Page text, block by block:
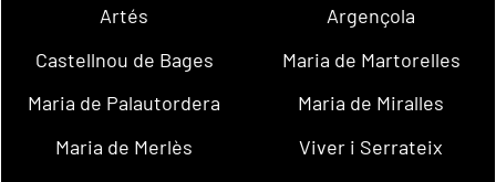
Artés
Argençola
Castellnou de Bages
Maria de Martorelles
Maria de Palautordera
Maria de Miralles
Maria de Merlès
Viver i Serrateix